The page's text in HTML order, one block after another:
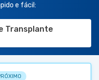
e fácil:
Transplante